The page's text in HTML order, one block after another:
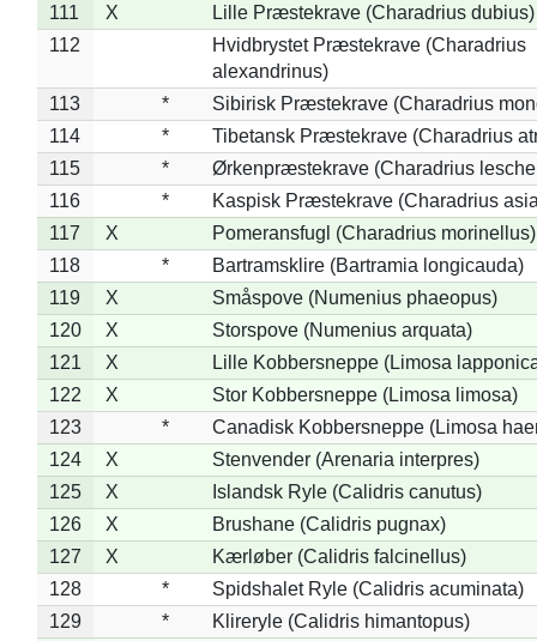
111
X
Lille Præstekrave (Charadrius dubius)
112
Hvidbrystet Præstekrave (Charadrius
alexandrinus)
113
*
Sibirisk Præstekrave (Charadrius
114
*
Tibetansk Præstekrave (Charadrius
115
*
Ørkenpræstekrave (Charadrius
116
*
Kaspisk Præstekrave (Charadrius
117
X
Pomeransfugl (Charadrius morinellus)
118
*
Bartramsklire (Bartramia longicauda)
119
X
Småspove (Numenius phaeopus)
120
X
Storspove (Numenius arquata)
121
X
Lille Kobbersneppe (Limosa
122
X
Stor Kobbersneppe (Limosa limosa)
123
*
Canadisk Kobbersneppe (Limosa
124
X
Stenvender (Arenaria interpres)
125
X
Islandsk Ryle (Calidris canutus)
126
X
Brushane (Calidris pugnax)
127
X
Kærløber (Calidris falcinellus)
128
*
Spidshalet Ryle (Calidris acuminata)
129
*
Klireryle (Calidris himantopus)